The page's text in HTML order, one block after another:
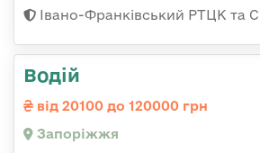
Івано-Франківський РТЦК та
Водій
від 20100 до 120000 грн
Запоріжжя